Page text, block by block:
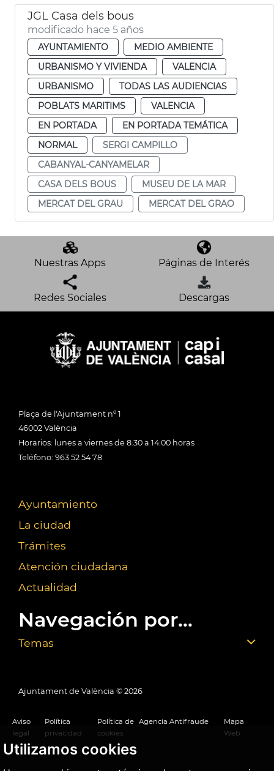
Utilizamos cookies
JGL Casa dels bous
modificado hace 5 años
AYUNTAMIENTO
MEDIO AMBIENTE
URBANISMO Y VIVIENDA
VALENCIA
URBANISMO
TODAS LAS AUDIENCIAS
POBLATS MARITIMS
VALENCIA
EN PORTADA
EN PORTADA TEMÁTICA
NORMAL
SERGI CAMPILLO
CABANYAL-CANYAMELAR
CASA DELS BOUS
MUSEU DE LA MAR
MERCAT DEL GRAU
MERCAT DEL GRAO
Nuestras Apps Páginas de Interés
Redes Sociales Descargas
Plaça de l'Ajuntament nº 1
46002 València
Horarios: lunes a viernes de 8:30 a 14:00 horas
Teléfono: 963 52 54 78
Ayuntamiento
La ciudad
Trámites
Atención ciudadana
Actualidad
Navegación por...
Temas
Ajuntament de València © 2026
Aviso
legal
Política
privacidad
Política de
cookies
Agencia Antifraude
Mapa
Web